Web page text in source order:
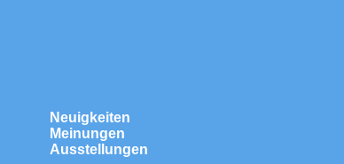
Neuigkeiten
Meinungen
Ausstellungen